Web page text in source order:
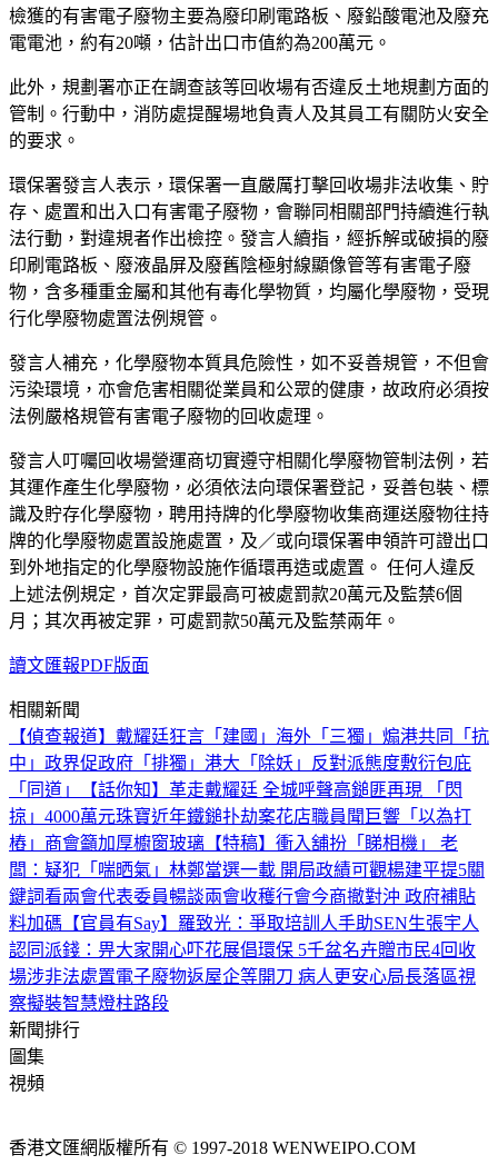
檢獲的有害電子廢物主要為廢印刷電路板、廢鉛酸電池及廢充
電電池，約有20噸，估計出口市值約為200萬元。
此外，規劃署亦正在調查該等回收場有否違反土地規劃方面的
管制。行動中，消防處提醒場地負責人及其員工有關防火安全
的要求。
環保署發言人表示，環保署一直嚴厲打擊回收場非法收集、貯
存、處置和出入口有害電子廢物，會聯同相關部門持續進行執
法行動，對違規者作出檢控。發言人續指，經拆解或破損的廢
印刷電路板、廢液晶屏及廢舊陰極射線顯像管等有害電子廢
物，含多種重金屬和其他有毒化學物質，均屬化學廢物，受現
行化學廢物處置法例規管。
發言人補充，化學廢物本質具危險性，如不妥善規管，不但會
污染環境，亦會危害相關從業員和公眾的健康，故政府必須按
法例嚴格規管有害電子廢物的回收處理。
發言人叮囑回收場營運商切實遵守相關化學廢物管制法例，若
其運作產生化學廢物，必須依法向環保署登記，妥善包裝、標
識及貯存化學廢物，聘用持牌的化學廢物收集商運送廢物往持
牌的化學廢物處置設施處置，及／或向環保署申領許可證出口
到外地指定的化學廢物設施作循環再造或處置。 任何人違反
上述法例規定，首次定罪最高可被處罰款20萬元及監禁6個
月；其次再被定罪，可處罰款50萬元及監禁兩年。
讀文匯報PDF版面
相關新聞
【偵查報道】戴耀廷狂言「建國」 海外「三獨」煽港共同「抗
中」 政界促政府「排獨」港大「除妖」
反對派態度敷衍包庇
「同道」
【話你知】革走戴耀廷 全城呼聲高鎚匪再現 「閃
掠」4000萬元珠寶近年鐵鎚扑劫案花店職員聞巨響「以為打
樁」 商會籲加厚櫥窗玻璃 【特稿】衝入舖扮「睇相機」 老
闆：疑犯「喘晒氣」 林鄭當選一載 開局政績可觀楊建平提5關
鍵詞看兩會代表委員暢談兩會收穫行會今商撤對沖 政府補貼
料加碼 【官員有Say】羅致光：爭取培訓人手助SEN生張宇人
認同派錢：畀大家開心吓花展倡環保 5千盆名卉贈市民4回收
場涉非法處置電子廢物返屋企等開刀 病人更安心局長落區視
察擬裝智慧燈柱路段
新聞排行
圖集
視頻
香港文匯網版權所有 © 1997-2018 WENWEIPO.COM